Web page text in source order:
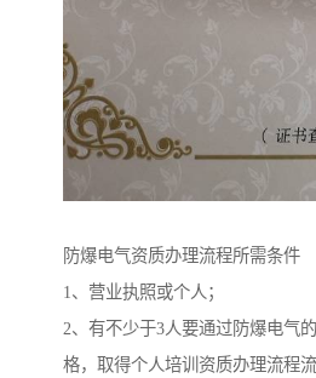
防爆电气资质办理流程所需条件
1、营业执照或个人；
2、有不少于3人要通过防爆电气
格，取得个人培训资质办理流程